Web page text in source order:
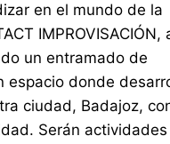
en el mundo de la
IMPROVISACIÓN,
un entramado de
espacio donde
ciudad, Badajoz,
Serán actividades